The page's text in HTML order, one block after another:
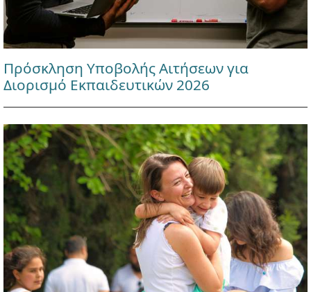
Πρόσκληση Υποβολής Αιτήσεων για
Διορισμό Εκπαιδευτικών 2026